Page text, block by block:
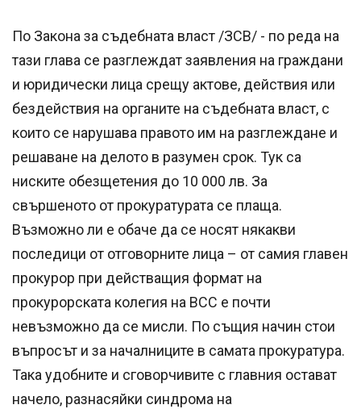
По Закона за съдебната власт /ЗСВ/ - по реда на
тази глава се разглеждат заявления на граждани
и юридически лица срещу актове, действия или
бездействия на органите на съдебната власт, с
които се нарушава правото им на разглеждане и
решаване на делото в разумен срок. Тук са
ниските обезщетения до 10 000 лв. За
свършеното от прокуратурата се плаща.
Възможно ли е обаче да се носят някакви
последици от отговорните лица – от самия главен
прокурор при действащия формат на
прокурорската колегия на ВСС е почти
невъзможно да се мисли. По същия начин стои
въпросът и за началниците в самата прокуратура.
Така удобните и сговорчивите с главния остават
начело, разнасяйки синдрома на